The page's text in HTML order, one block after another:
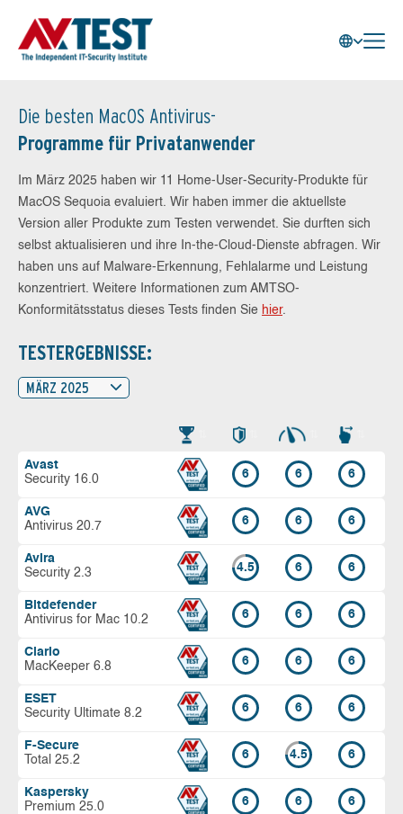
Die besten MacOS Antivirus-
Programme für Privatanwender
Im März 2025 haben wir 11 Home-User-Security-Produkte für
MacOS Sequoia evaluiert. Wir haben immer die aktuellste
Version aller Produkte zum Testen verwendet. Sie durften sich
selbst aktualisieren und ihre In-the-Cloud-Dienste abfragen. Wir
haben uns auf Malware-Erkennung, Fehlalarme und Leistung
konzentriert. Weitere Informationen zum AMTSO-
Konformitätsstatus dieses Tests finden Sie hier.
TESTERGEBNISSE:
MÄRZ 2025
Avast
Security 16.0
6 6 6
AVG
Antivirus 20.7
6 6 6
Avira
Security 2.3
4.5 6 6
Bitdefender
Antivirus for Mac 10.2
6 6 6
Clario
MacKeeper 6.8
6 6 6
ESET
Security Ultimate 8.2
6 6 6
F-Secure
Total 25.2
6 4.5 6
Kaspersky
Premium 25.0
6 6 6